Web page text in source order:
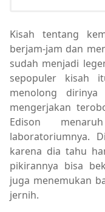
Kisah tentang
berjam-jam dan
sudah menjadi
sepopuler kisah
menolong
mengerjakan
Edison
laboratoriumnya.
karena dia tahu
pikirannya bisa
juga menemukan
jernih.